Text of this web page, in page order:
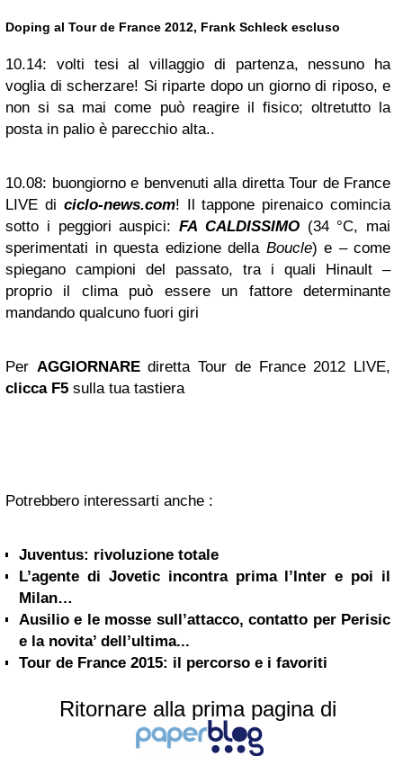
Doping al Tour de France 2012, Frank Schleck escluso
10.14: volti tesi al villaggio di partenza, nessuno ha
voglia di scherzare! Si riparte dopo un giorno di riposo, e
non si sa mai come può reagire il fisico; oltretutto la
posta in palio è parecchio alta..
10.08: buongiorno e benvenuti alla diretta Tour de France
LIVE di ciclo-news.com! Il tappone pirenaico comincia
sotto i peggiori auspici: FA CALDISSIMO(34 °C, mai
sperimentati in questa edizione della Boucle) e – come
spiegano campioni del passato, tra i quali Hinault –
proprio il clima può essere un fattore determinante
mandando qualcuno fuori giri
Per AGGIORNAREdiretta Tour de France 2012 LIVE,
clicca F5 sulla tua tastiera
Potrebbero interessarti anche :
Juventus: rivoluzione totale
L’agente di Jovetic incontra prima l’Inter e poi il
Milan…
Ausilio e le mosse sull’attacco, contatto per Perisic
e la novita’ dell’ultima...
Tour de France 2015: il percorso e i favoriti
Ritornare alla prima pagina di